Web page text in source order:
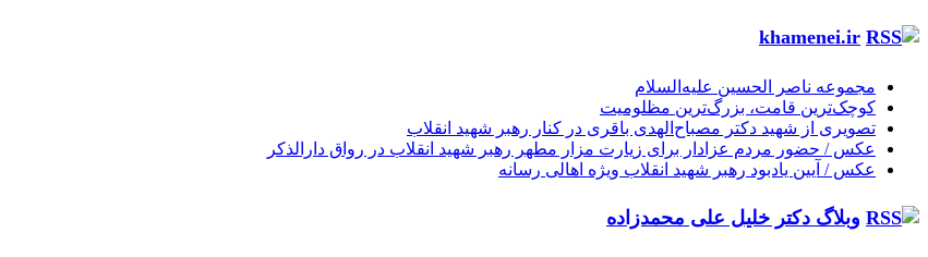
khamenei.ir
مجموعه ناصر الحسین علیه‌السلام
کوچک‌ترین قامت، بزرگ‌ترین مظلومیت
تصویری از شهید دکتر مصباح‌الهدی باقری در کنار رهبر شهید انقلاب
عکس / حضور مردم عزادار برای زیارت مزار مطهر رهبر شهید انقلاب در رواق دارالذکر
عکس / آیین یادبود رهبر شهید انقلاب ویژه اهالی رسانه
وبلاگ دکتر خلیل علی محمدزاده